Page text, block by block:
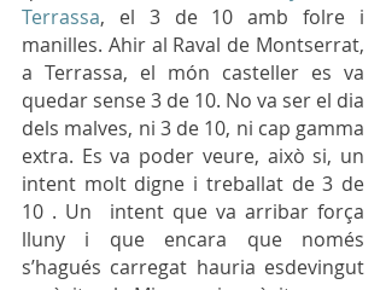
Terrassa, el 3 de 10 amb folre i
manilles. Ahir al Raval de Montserrat,
a Terrassa, el món casteller es va
quedar sense 3 de 10. No va ser el dia
dels malves, ni 3 de 10, ni cap gamma
extra. Es va poder veure, això si, un
intent molt digne i treballat de 3 de
10 . Un  intent que va arribar força
lluny i que encara que només
s’hagués carregat hauria esdevingut